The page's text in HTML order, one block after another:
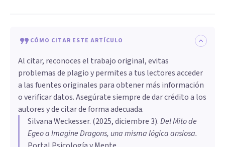
CÓMO CITAR ESTE ARTÍCULO
Al citar, reconoces el trabajo original, evitas
problemas de plagio y permites a tus lectores acceder
a las fuentes originales para obtener más información
o verificar datos. Asegúrate siempre de dar crédito a los
autores y de citar de forma adecuada.
Silvana Weckesser. (2025, diciembre 3).Del Mito de
Egeo a Imagine Dragons, una misma lógica ansiosa.